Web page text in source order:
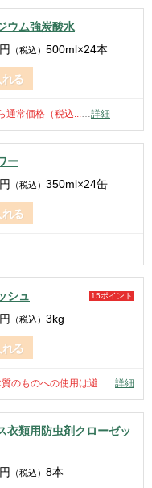
ウム強炭酸水
円 （税込） 500ml×24本
る
通常価格（税込...…詳細
ー
円 （税込） 350ml×24缶
る
シュ 15ポイント
円 （税込） 3kg
る
のものへの使用は避...…詳細
衣類用防虫剤クローゼッ
円 （税込） 8本